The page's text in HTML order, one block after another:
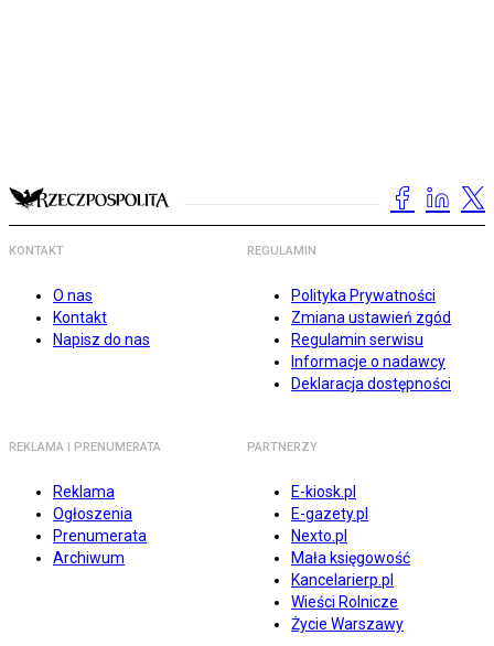
KONTAKT
O nas
Kontakt
Napisz do nas
REGULAMIN
Polityka Prywatności
Zmiana ustawień zgód
Regulamin serwisu
Informacje o nadawcy
Deklaracja dostępności
REKLAMA I PRENUMERATA
Reklama
Ogłoszenia
Prenumerata
Archiwum
PARTNERZY
E-kiosk.pl
E-gazety.pl
Nexto.pl
Mała księgowość
Kancelarierp.pl
Wieści Rolnicze
Życie Warszawy